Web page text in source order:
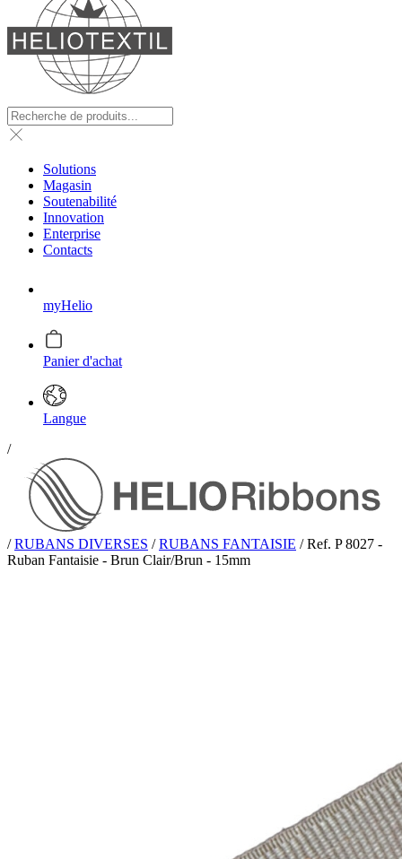
Solutions
Magasin
Soutenabilité
Innovation
Enterprise
Contacts
myHelio
Panier d'achat
Langue
/
/ RUBANS DIVERSES / RUBANS FANTAISIE / Ref. P 8027 -
Ruban Fantaisie - Brun Clair/Brun - 15mm